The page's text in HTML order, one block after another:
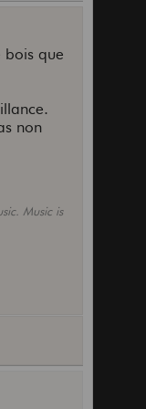
bois que
non
Music is